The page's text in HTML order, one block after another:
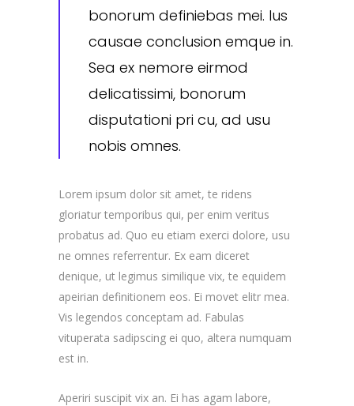
bonorum definiebas mei. Ius
causae conclusion emque in.
Sea ex nemore eirmod
delicatissimi, bonorum
disputationi pri cu, ad usu
nobis omnes.
Lorem ipsum dolor sit amet, te ridens
gloriatur temporibus qui, per enim veritus
probatus ad. Quo eu etiam exerci dolore, usu
ne omnes referrentur. Ex eam diceret
denique, ut legimus similique vix, te equidem
apeirian definitionem eos. Ei movet elitr mea.
Vis legendos conceptam ad. Fabulas
vituperata sadipscing ei quo, altera numquam
est in.
Aperiri suscipit vix an. Ei has agam labore,